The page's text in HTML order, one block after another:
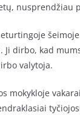
nusprendžiau
Ji dirbo, kad
valytoja.
mokykloje